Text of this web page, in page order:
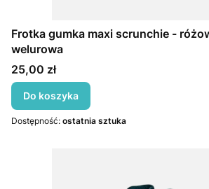
Frotka gumka maxi scrunchie -
welurowa
Cena
25,00 zł
Do koszyka
Dostępność: ostatnia sztuka